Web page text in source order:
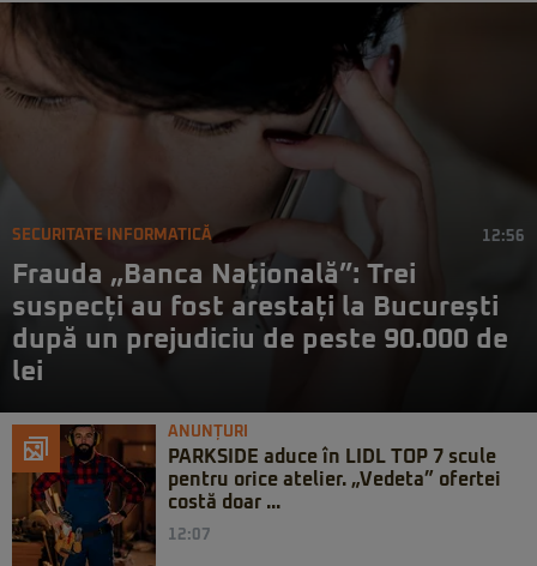
SECURITATE INFORMATICĂ 12:56
Frauda „Banca Națională”: Trei
suspecți au fost arestați la București
după un prejudiciu de peste 90.000 de
lei
ANUNȚURI
PARKSIDE aduce în LIDL TOP 7 scule
pentru orice atelier. „Vedeta” ofertei
costă doar ...
12:07